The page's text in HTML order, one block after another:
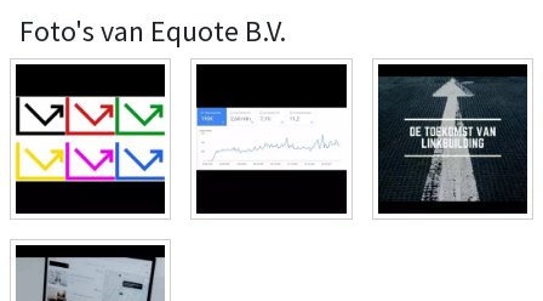
Foto's van Equote B.V.